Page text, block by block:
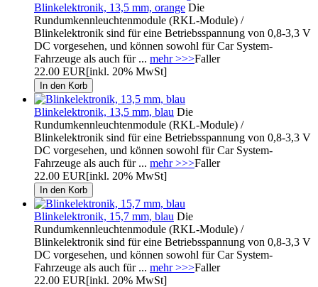
Blinkelektronik, 13,5 mm, orange Die
Rundumkennleuchtenmodule (RKL-Module) /
Blinkelektronik sind für eine Betriebsspannung von 0,8-3,3 V
DC vorgesehen, und können sowohl für Car System-
Fahrzeuge als auch für ... mehr >>>Faller
22.00 EUR[inkl. 20% MwSt]
Blinkelektronik, 13,5 mm, blau Die
Rundumkennleuchtenmodule (RKL-Module) /
Blinkelektronik sind für eine Betriebsspannung von 0,8-3,3 V
DC vorgesehen, und können sowohl für Car System-
Fahrzeuge als auch für ... mehr >>>Faller
22.00 EUR[inkl. 20% MwSt]
Blinkelektronik, 15,7 mm, blau Die
Rundumkennleuchtenmodule (RKL-Module) /
Blinkelektronik sind für eine Betriebsspannung von 0,8-3,3 V
DC vorgesehen, und können sowohl für Car System-
Fahrzeuge als auch für ... mehr >>>Faller
22.00 EUR[inkl. 20% MwSt]